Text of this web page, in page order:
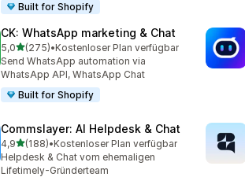
Built for Shopify
CK: WhatsApp marketing & Chat
5,0von 5 Sternen
(275)
275 Rezensionen insgesamt
•Kostenloser Plan verfügbar
Send WhatsApp automation via
WhatsApp API, WhatsApp Chat
Built for Shopify
Commslayer: AI Helpdesk & Chat
4,9von 5 Sternen
(188)
188 Rezensionen insgesamt
•Kostenloser Plan verfügbar
Helpdesk & Chat vom ehemaligen
Lifetimely-Gründerteam